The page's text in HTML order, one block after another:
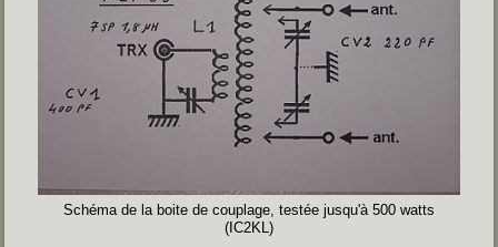
Schéma de la boite de couplage, testée jusqu'à 500 watts
(IC2KL)